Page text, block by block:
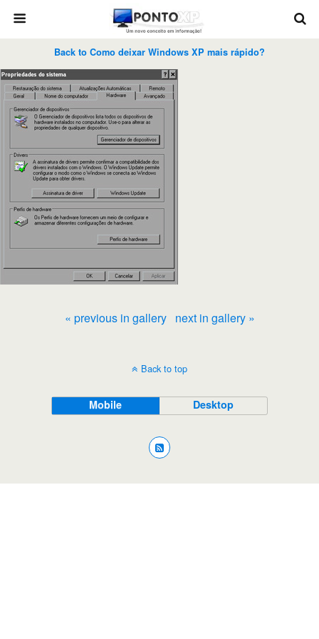
Back to Como deixar Windows XP mais rápido?
« previous in gallery next in gallery »
Back to top
Mobile Desktop